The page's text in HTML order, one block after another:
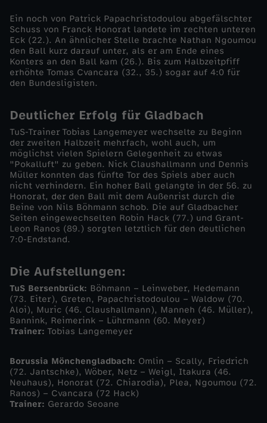
b
a
h
s
i
e
g
t
l
o
c
k
e
Ein noch von Patrick Papachristodoulou abgefälschter
Schuss von Franck Honorat landete im rechten unteren
Eck (22.). An ähnlicher Stelle brachte Nathan Ngoumou
den Ball kurz darauf unter, als er am Ende eines
Konters an den Ball kam (26.). Bis zum Halbzeitpfiff
erhöhte Tomas Cvancara (32., 35.) sogar auf 4:0 für
den Bundesligisten.
Deutlicher Erfolg für Gladbach
TuS-Trainer Tobias Langemeyer wechselte zu Beginn
der zweiten Halbzeit mehrfach, wohl auch, um
möglichst vielen Spielern Gelegenheit zu etwas
"Pokalluft" zu geben. Nick Claushallmann und Dennis
Müller konnten das fünfte Tor des Spiels aber auch
nicht verhindern. Ein hoher Ball gelangte in der 56. zu
Honorat, der den Ball mit dem Außenrist durch die
Beine von Nils Böhmann schob. Die auf Gladbacher
Seiten eingewechselten Robin Hack (77.) und Grant-
Leon Ranos (89.) sorgten letztlich für den deutlichen
7:0-Endstand.
Die Aufstellungen:
TuS Bersenbrück: Böhmann – Leinweber, Hedemann
(73. Eiter), Greten, Papachristodoulou – Waldow (70.
Aloi), Muric (46. Claushallmann), Manneh (46. Müller),
Bannink, Reimerink – Lührmann (60. Meyer)
Trainer: Tobias Langemeyer
Borussia Mönchengladbach: Omlin – Scally, Friedrich
(72. Jantschke), Wöber, Netz – Weigl, Itakura (46.
Neuhaus), Honorat (72. Chiarodia), Plea, Ngoumou (72.
Ranos) – Cvancara (72 Hack)
Trainer: Gerardo Seoane